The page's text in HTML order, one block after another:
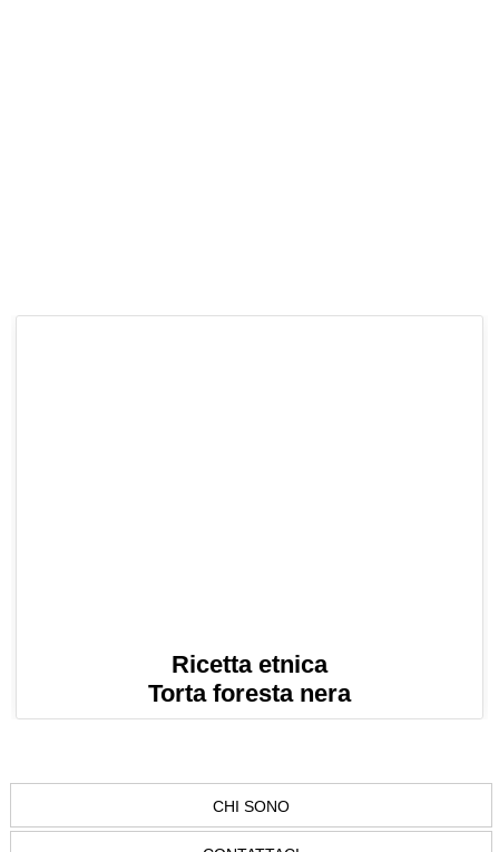
Ricetta etnica
Torta foresta nera
CHI SONO